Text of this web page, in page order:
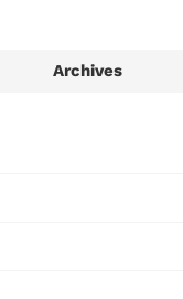
Archives